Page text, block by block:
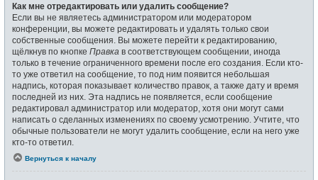
Как мне отредактировать или удалить сообщение?
Если вы не являетесь администратором или модератором
конференции, вы можете редактировать и удалять только свои
собственные сообщения. Вы можете перейти к редактированию,
щёлкнув по кнопке Правка в соответствующем сообщении, иногда
только в течение ограниченного времени после его создания. Если кто-
то уже ответил на сообщение, то под ним появится небольшая
надпись, которая показывает количество правок, а также дату и время
последней из них. Эта надпись не появляется, если сообщение
редактировал администратор или модератор, хотя они могут сами
написать о сделанных изменениях по своему усмотрению. Учтите, что
обычные пользователи не могут удалить сообщение, если на него уже
кто-то ответил.
Вернуться к началу